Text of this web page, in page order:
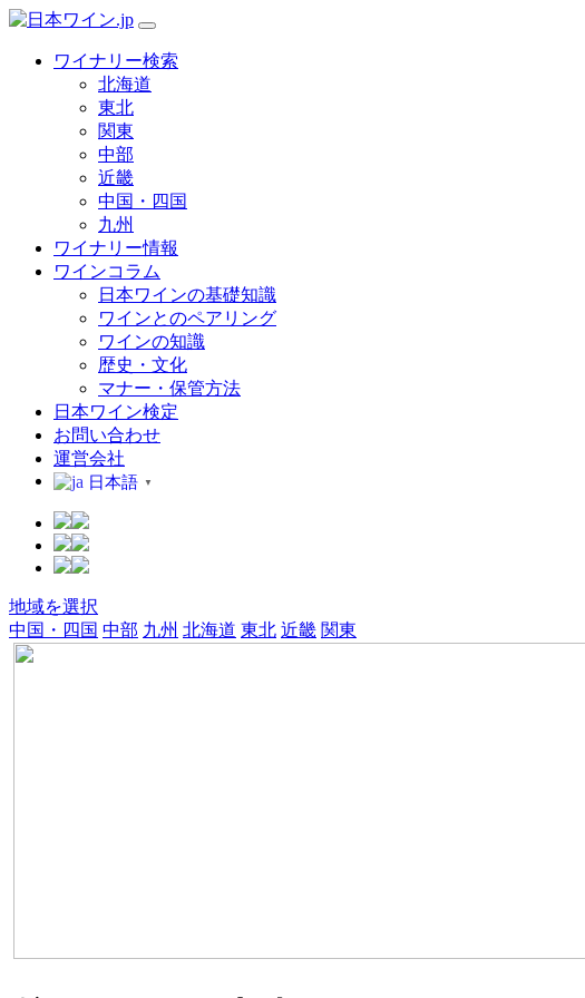
ワイナリー検索
北海道
東北
関東
中部
近畿
中国・四国
九州
ワイナリー情報
ワインコラム
日本ワインの基礎知識
ワインとのペアリング
ワインの知識
歴史・文化
マナー・保管方法
日本ワイン検定
お問い合わせ
運営会社
日本語 ▼
地域を選択
中国・四国 中部 九州 北海道 東北 近畿 関東